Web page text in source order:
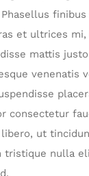
et ultrices mi,
mattis
venenatis
consectetur
ut
tristique nulla